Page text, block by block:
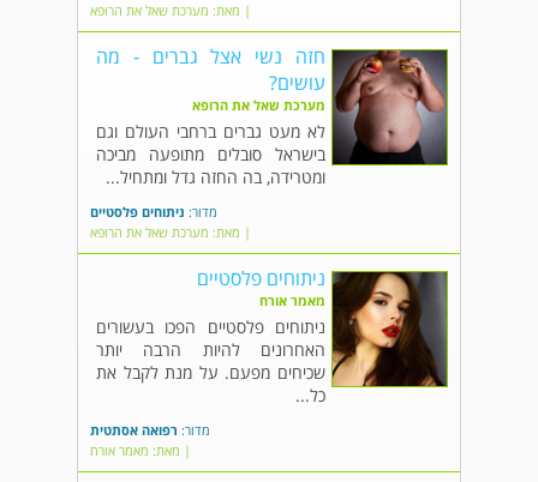
| מאת: מערכת שאל את הרופא
חזה נשי אצל גברים - מה
עושים?
מערכת שאל את הרופא
לא מעט גברים ברחבי העולם וגם
בישראל סובלים מתופעה מביכה
ומטרידה, בה החזה גדל ומתחיל...
מדור: ניתוחים פלסטיים
| מאת: מערכת שאל את הרופא
ניתוחים פלסטיים
מאמר אורח
ניתוחים פלסטיים הפכו בעשורים
האחרונים להיות הרבה יותר
שכיחים מפעם. על מנת לקבל את
כל...
מדור: רפואה אסתטית
| מאת: מאמר אורח